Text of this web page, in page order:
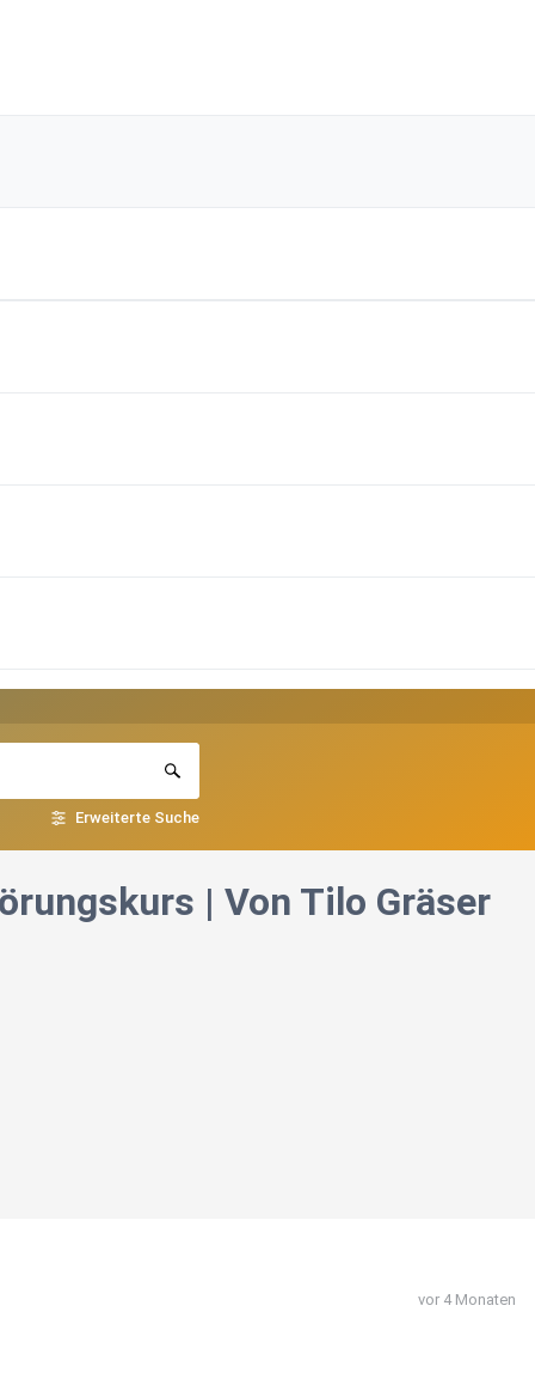
Erweiterte Suche
| Von Tilo Gräser
vor 4 Monaten